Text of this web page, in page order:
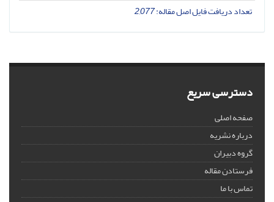
تعداد دریافت فایل اصل مقاله:2,077
دسترسی سریع
صفحه اصلی
درباره نشریه
گروه دبیران
فرستادن مقاله
تماس با ما